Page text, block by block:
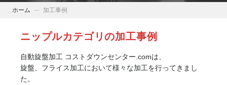
ホーム 加工事例
ニップルカテゴリの加工事例
自動旋盤加工 コストダウンセンター.comは、
旋盤、フライス加工において様々な加工を行ってきまし
た。